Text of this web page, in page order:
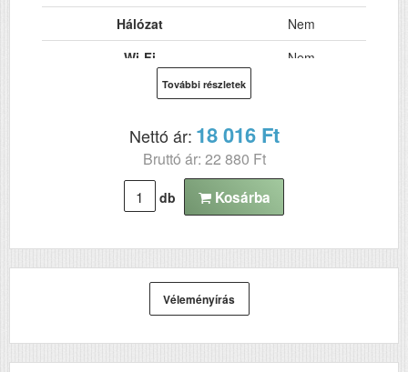
Hálózat
Nem
Wi-Fi
Nem
nyomtatás
ADF (automatikus
lapolvasó)
kétoldalas lapolvasás)
Tömeg (kg)
Méretek (ma x szé x mé mm)
Megjegyzés
hordtáska
További részletek
Nettó ár: 18 016 Ft
Bruttó ár: 22 880 Ft
db Kosárba
Véleményírás